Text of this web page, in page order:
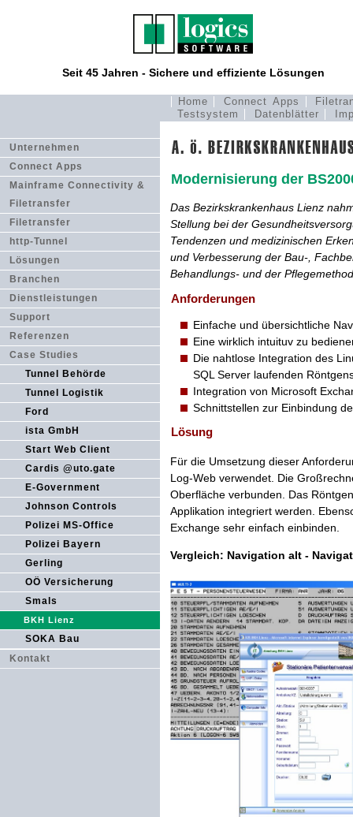
Seit 45 Jahren - Sichere und effiziente Lösungen
Home Connect Apps
Testsystem
Datenblätter
Unternehmen
Connect Apps
Mainframe Connectivity &
Filetransfer
Filetransfer
http-Tunnel
Lösungen
Branchen
Dienstleistungen
Support
Referenzen
Case Studies
Tunnel Behörde
Tunnel Logistik
Ford
ista GmbH
Start Web Client
Cardis @uto.gate
E-Government
Johnson Controls
Polizei MS-Office
Polizei Bayern
Gerling
OÖ Versicherung
Smals
BKH Lienz
SOKA Bau
Kontakt
Modernisierung der
Das Bezirkskrankenhaus Lienz
Stellung bei der
Tendenzen und medizinischen
und Verbesserung der Bau-,
Behandlungs- und der
Anforderungen
Einfache und übersichtliche
Eine wirklich intuituv zu
Die nahtlose Integration des
SQL Server laufenden
Integration von Microsoft
Schnittstellen zur Einbindung
Lösung
Für die Umsetzung dieser
Log-Web verwendet. Die
Oberfläche verbunden. Das
Applikation integriert werden.
Exchange sehr einfach einbinden.
Vergleich: Navigation alt -